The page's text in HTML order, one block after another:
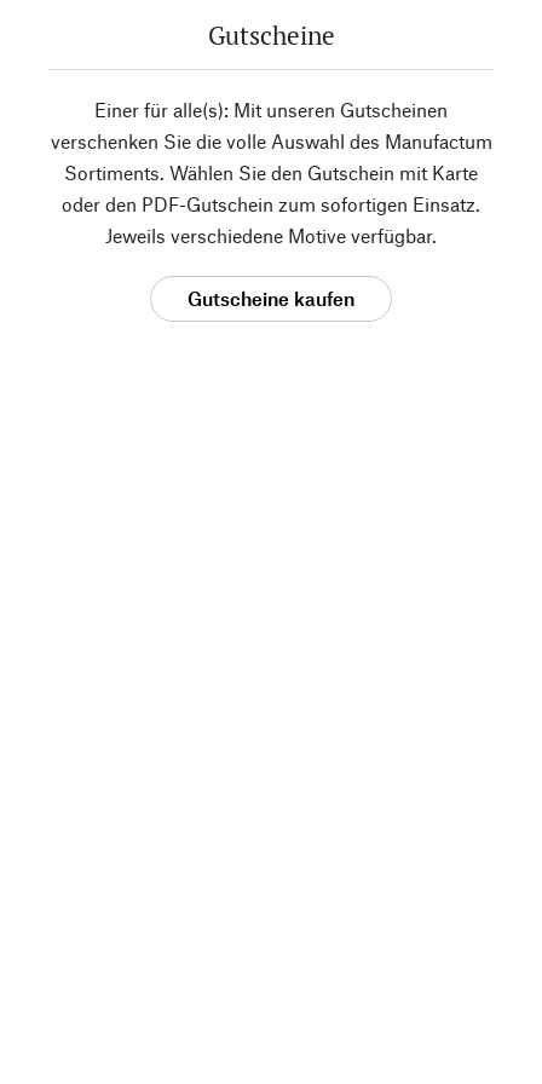
Gutscheine
Einer für alle(s): Mit unseren Gutscheinen
verschenken Sie die volle Auswahl des Manufactum
Sortiments. Wählen Sie den Gutschein mit Karte
oder den PDF-Gutschein zum sofortigen Einsatz.
Jeweils verschiedene Motive verfügbar.
Gutscheine kaufen